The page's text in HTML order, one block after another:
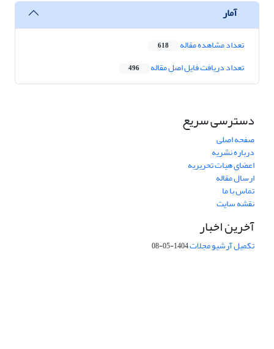
آمار
تعداد مشاهده مقاله 618
تعداد دریافت فایل اصل مقاله 496
دسترسی سریع
صفحه اصلی
درباره نشریه
اعضای هیات تحریریه
ارسال مقاله
تماس با ما
نقشه سایت
آخرین اخبار
تکمیل آرشیو مجلات1404-05-08